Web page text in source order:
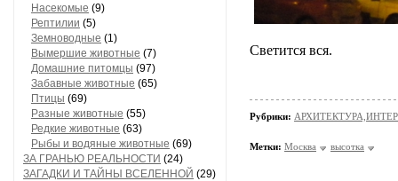
Насекомые (9)
Рептилии (5)
Земноводные (1)
Вымершие животные (7)
Домашние питомцы (97)
Забавные животные (65)
Птицы (69)
Разные животные (55)
Редкие животные (63)
Рыбы и водяные животные (69)
ЗА ГРАНЬЮ РЕАЛЬНОСТИ (24)
ЗАГАДКИ И ТАЙНЫ ВСЕЛЕННОЙ (29)
Светится вся.
Рубрики:
Метки: Москва высотка